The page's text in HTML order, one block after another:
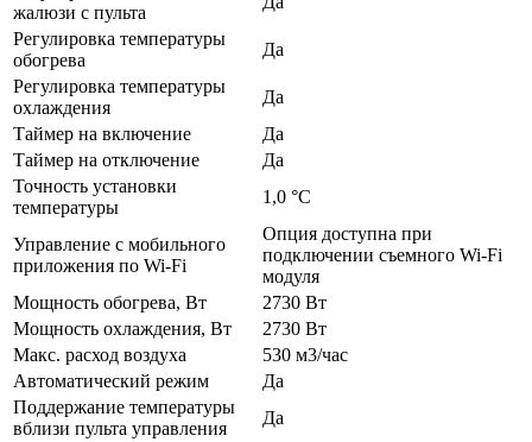
жалюзи с пульта
Регулировка температуры
обогрева
Да
Регулировка температуры
охлаждения
Да
Таймер на включение
Да
Таймер на отключение
Да
Точность установки
температуры
1,0 °С
Управление c мобильного
приложения по Wi-Fi
Опция доступна при
подключении съемного Wi-Fi
модуля
Мощность обогрева, Вт
2730 Вт
Мощность охлаждения, Вт
2730 Вт
Макс. расход воздуха
530 м3/час
Автоматический режим
Да
Поддержание температуры
вблизи пульта управления
Да